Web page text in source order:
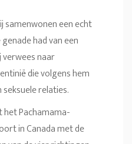
samenwonen een echt
had van een
verwees naar
die volgens hem
relaties.
Pachamama-
in Canada met de